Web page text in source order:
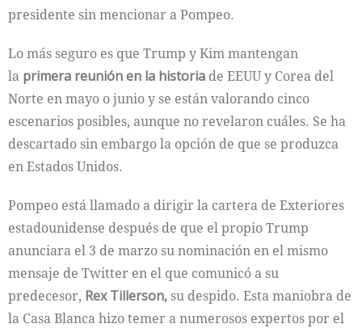
presidente sin mencionar a Pompeo.
Lo más seguro es que Trump y Kim mantengan
la primera reunión en la historia de EEUU y Corea del
Norte en mayo o junio y se están valorando cinco
escenarios posibles, aunque no revelaron cuáles. Se ha
descartado sin embargo la opción de que se produzca
en Estados Unidos.
Pompeo está llamado a dirigir la cartera de Exteriores
estadounidense después de que el propio Trump
anunciara el 3 de marzo su nominación en el mismo
mensaje de Twitter en el que comunicó a su
predecesor, Rex Tillerson,su despido. Esta maniobra de
la Casa Blanca hizo temer a numerosos expertos por el